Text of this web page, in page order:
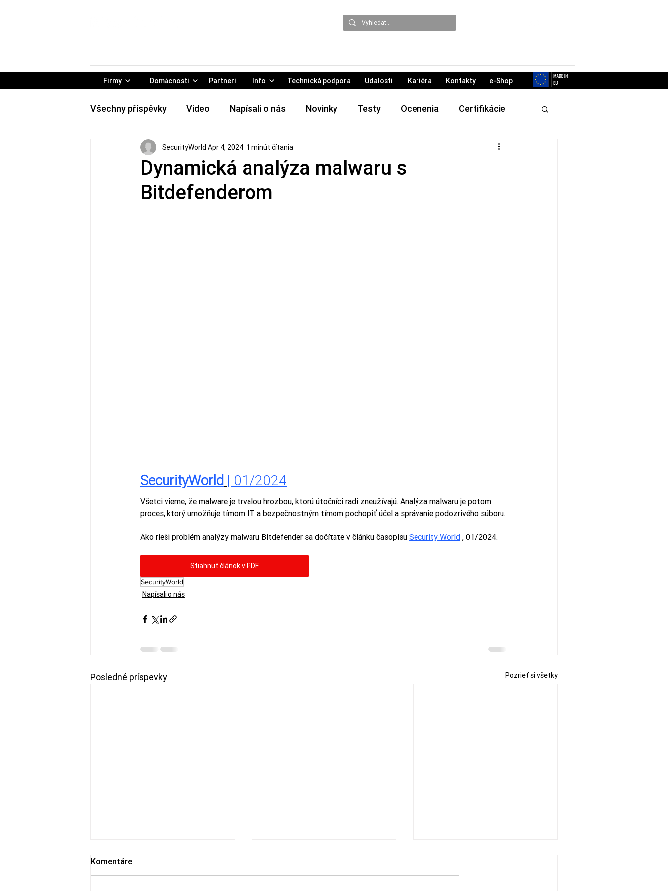
Firmy Domácnosti Partneri Info Technická podpora Udalosti Kariéra Kontakty e-Shop
Všechny příspěvky Video Napísali o nás Novinky Testy Ocenenia Certifikácie
Rady & tipy Konferencie & podujatia Hrozby
Dynamická analýza malwaru s
Bitdefenderom
SecurityWorld Apr 4, 2024 1 minút čítania
SecurityWorld | 01/2024
Všetci vieme, že malware je trvalou hrozbou, ktorú útočníci radi zneužívajú. Analýza malwaru je potom
proces, ktorý umožňuje tímom IT a bezpečnostným tímom pochopiť účel a správanie podozrivého súboru.
Ako rieši problém analýzy malwaru Bitdefender sa dočítate v článku časopisu Security World , 01/2024.
Stiahnuť článok v PDF
SecurityWorld
Napísali o nás
Posledné príspevky Pozrieť si všetky
Komentáre